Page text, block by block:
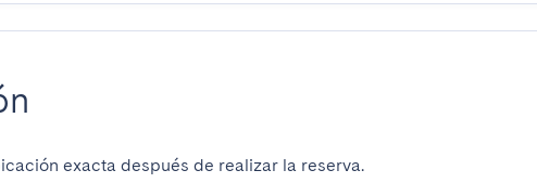
exacta después de realizar la reserva.